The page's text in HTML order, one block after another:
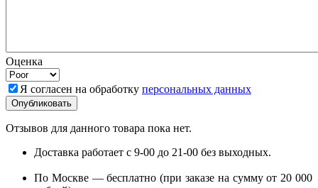
Оценка
Я согласен на обработку персональных данных
Отзывов для данного товара пока нет.
Доставка работает с 9-00 до 21-00 без выходных.
По Москве — бесплатно (при заказе на сумму от 20 000